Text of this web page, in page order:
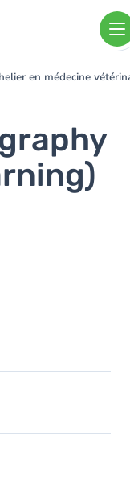
en médecine